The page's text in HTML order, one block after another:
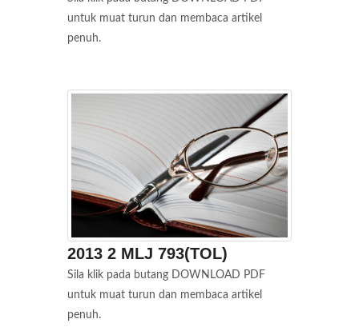
untuk muat turun dan membaca artikel
penuh.
2013 2 MLJ 793(TOL)
Sila klik pada butang DOWNLOAD PDF
untuk muat turun dan membaca artikel
penuh.